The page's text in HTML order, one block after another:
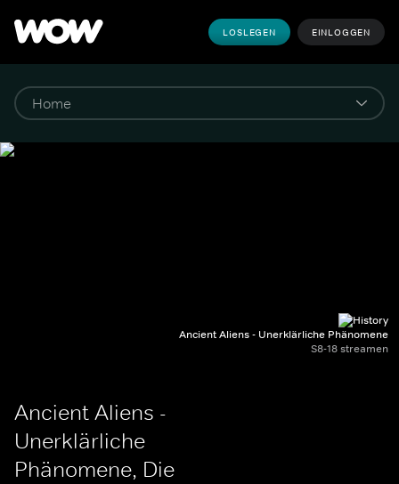
LOSLEGEN EINLOGGEN
Ancient Aliens - Unerklärliche Phänomene
S8-18 streamen
Ancient Aliens -
Unerklärliche
Phänomene, Die